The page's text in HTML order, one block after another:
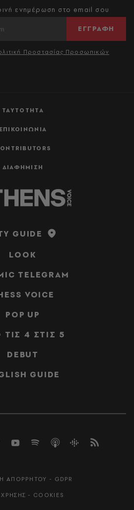
ΤΑΥΤΟΤΗΤΑ
ΕΠΙΚΟΙΝΩΝΙΑ
ΔΙΑΦΗΜΙΣΗ
ενημέρωση στο email σου
ΕΓΓΡΑΦΗ
Προστασίας Προσωπικών
GUIDE
LOOK
TELEGRAM
VOICE
POP UP
4 ΣΤΙΣ 5
DEBUT
GUIDE
ΑΠΟΡΡΗΤΟΥ - GDPR
- COOKIES